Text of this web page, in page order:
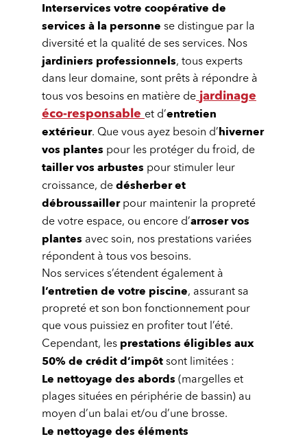
Interservices votre coopérative de
services à la personne se distingue par la
diversité et la qualité de ses services. Nos
jardiniers professionnels, tous experts
dans leur domaine, sont prêts à répondre à
tous vos besoins en matière de jardinage
éco-responsable et d’entretien
extérieur. Que vous ayez besoin d’hiverner
vos plantes pour les protéger du froid, de
tailler vos arbustes pour stimuler leur
croissance, de désherber et
débroussaillerpour maintenir la propreté
de votre espace, ou encore d’arroser vos
plantes avec soin, nos prestations variées
répondent à tous vos besoins.
Nos services s’étendent également à
l’entretien de votre piscine, assurant sa
propreté et son bon fonctionnement pour
que vous puissiez en profiter tout l’été.
Cependant, les prestations éligibles aux
50% de crédit d’impôt sont limitées :
Le nettoyage des abords (margelles et
plages situées en périphérie de bassin) au
moyen d’un balai et/ou d’une brosse.
Le nettoyage des éléments